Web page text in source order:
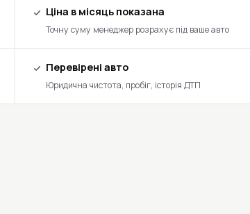
Ціна в місяць показана
Точну суму менеджер розрахує під ваше авто
Перевірені авто
Юридична чистота, пробіг, історія ДТП